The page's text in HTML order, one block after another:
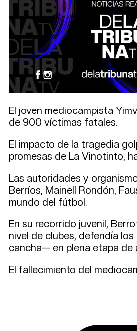
El joven mediocampista
de 900 víctimas fatales.
El impacto de la tragedia
promesas de La Vinotinto,
Las autoridades y
Berríos, Mainell Rondón,
mundo del fútbol.
En su recorrido juvenil,
nivel de clubes, defendía
cancha— en plena etapa de
El fallecimiento del